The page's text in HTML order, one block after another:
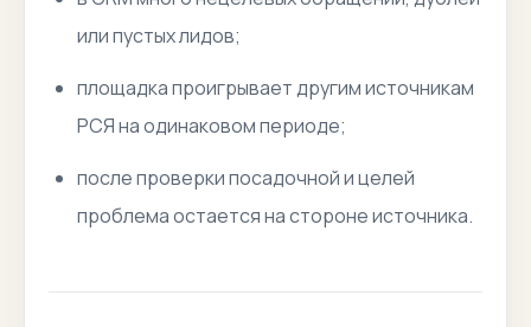
или пустых лидов;
площадка проигрывает другим источникам
РСЯ на одинаковом периоде;
после проверки посадочной и целей
проблема остается на стороне источника.